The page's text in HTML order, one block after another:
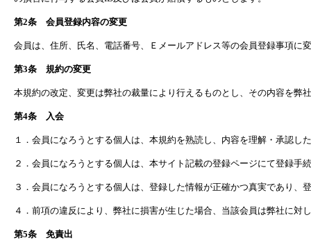
第2条 会員登録内容の変更
会員は、住所、氏名、電話番号、Ｅメールアドレス等の会員登録事項に
第3条 規約の変更
本規約の改定、変更は弊社の裁量により行えるものとし、その内容を
第4条 入会
１．会員になろうとする個人は、本規約を熟読し、内容を理解・承認
２．会員になろうとする個人は、本サイト記載の登録ページにて登録手
３．会員になろうとする個人は、登録した情報が正確かつ真実であり
４．前項の違反により、弊社に損害が生じた場合、当該会員は弊社に対
第5条 免責出